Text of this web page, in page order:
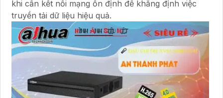
khi cần kết nối mạng ổn định để khẳng định việc
truyền tải dữ liệu hiệu quả.